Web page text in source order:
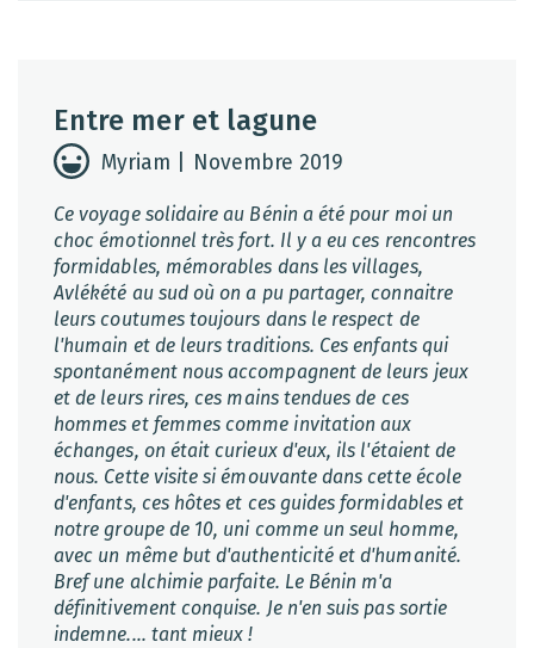
Entre mer et lagune
Myriam | Novembre 2019
Ce voyage solidaire au Bénin a été pour moi un
choc émotionnel très fort. Il y a eu ces rencontres
formidables, mémorables dans les villages,
Avlékété au sud où on a pu partager, connaitre
leurs coutumes toujours dans le respect de
l'humain et de leurs traditions. Ces enfants qui
spontanément nous accompagnent de leurs jeux
et de leurs rires, ces mains tendues de ces
hommes et femmes comme invitation aux
échanges, on était curieux d'eux, ils l'étaient de
nous. Cette visite si émouvante dans cette école
d'enfants, ces hôtes et ces guides formidables et
notre groupe de 10, uni comme un seul homme,
avec un même but d'authenticité et d'humanité.
Bref une alchimie parfaite. Le Bénin m'a
définitivement conquise. Je n'en suis pas sortie
indemne.... tant mieux !